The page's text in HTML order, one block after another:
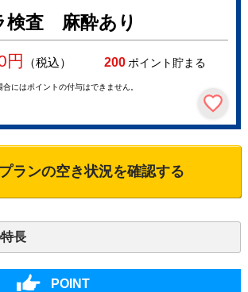
検査 麻酔あり
円 （税込） 200ポイント貯まる
にはポイントの付与はできません。
ランの空き状況を確認する
長
POINT